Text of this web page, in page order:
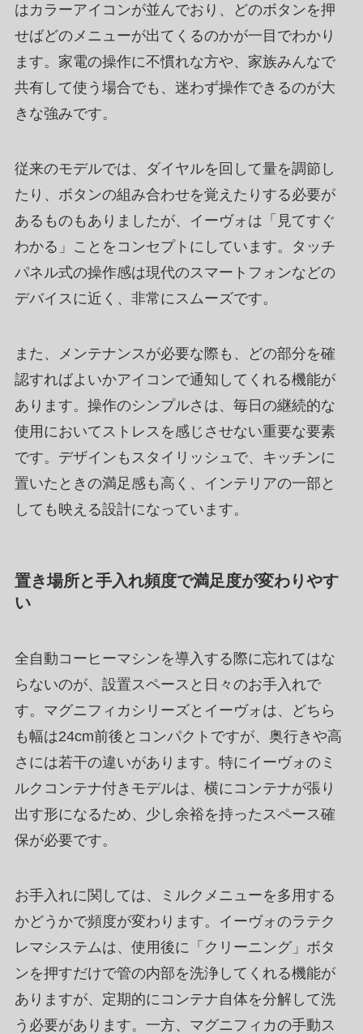
はカラーアイコンが並んでおり、どのボタンを押
せばどのメニューが出てくるのかが一目でわかり
ます。家電の操作に不慣れな方や、家族みんなで
共有して使う場合でも、迷わず操作できるのが大
きな強みです。
従来のモデルでは、ダイヤルを回して量を調節し
たり、ボタンの組み合わせを覚えたりする必要が
あるものもありましたが、イーヴォは「見てすぐ
わかる」ことをコンセプトにしています。タッチ
パネル式の操作感は現代のスマートフォンなどの
デバイスに近く、非常にスムーズです。
また、メンテナンスが必要な際も、どの部分を確
認すればよいかアイコンで通知してくれる機能が
あります。操作のシンプルさは、毎日の継続的な
使用においてストレスを感じさせない重要な要素
です。デザインもスタイリッシュで、キッチンに
置いたときの満足感も高く、インテリアの一部と
しても映える設計になっています。
置き場所と手入れ頻度で満足度が変わりやす
い
全自動コーヒーマシンを導入する際に忘れてはな
らないのが、設置スペースと日々のお手入れで
す。マグニフィカシリーズとイーヴォは、どちら
も幅は24cm前後とコンパクトですが、奥行きや高
さには若干の違いがあります。特にイーヴォのミ
ルクコンテナ付きモデルは、横にコンテナが張り
出す形になるため、少し余裕を持ったスペース確
保が必要です。
お手入れに関しては、ミルクメニューを多用する
かどうかで頻度が変わります。イーヴォのラテク
レマシステムは、使用後に「クリーニング」ボタ
ンを押すだけで管の内部を洗浄してくれる機能が
ありますが、定期的にコンテナ自体を分解して洗
う必要があります。一方、マグニフィカの手動ス